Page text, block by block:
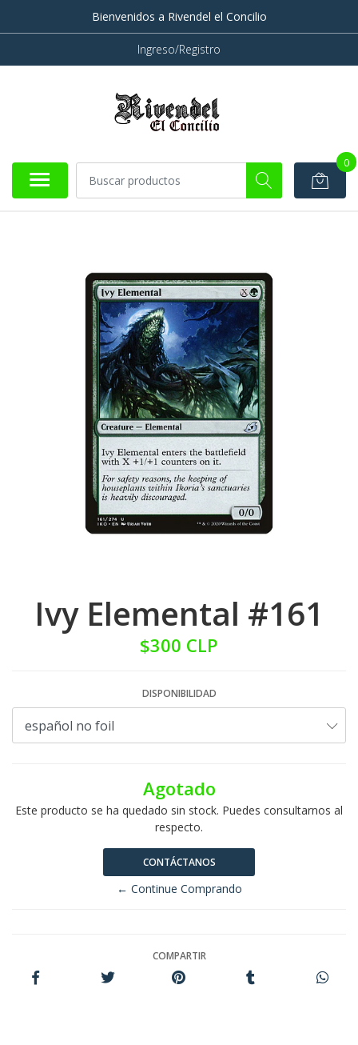
Bienvenidos a Rivendel el Concilio
Ingreso/Registro
0
Ivy Elemental #161
$300 CLP
DISPONIBILIDAD
Agotado
Este producto se ha quedado sin stock. Puedes consultarnos al
respecto.
CONTÁCTANOS
← Continue Comprando
COMPARTIR